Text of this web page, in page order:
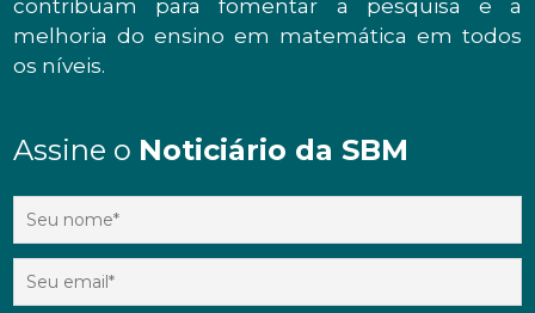
contribuam para fomentar a pesquisa e a
melhoria do ensino em matemática em todos
os níveis.
Assine o Noticiário da SBM